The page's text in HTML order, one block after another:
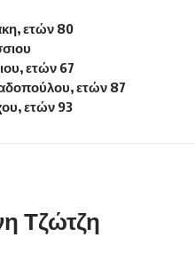
ετών 80
ετών 67
ετών 87
ετών 93
Τζώτζη